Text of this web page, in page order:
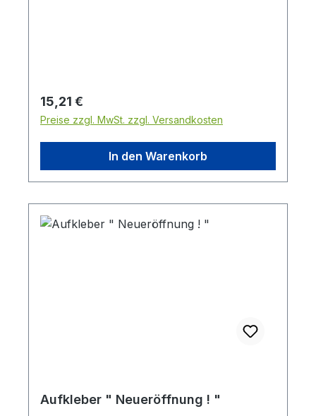
Regulärer Preis:
15,21 €
Preise zzgl. MwSt. zzgl. Versandkosten
In den Warenkorb
Aufkleber " Neueröffnung ! "